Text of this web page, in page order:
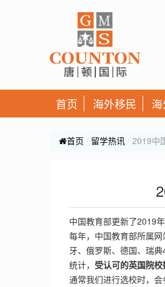
首页 海外移民
首页 留学热讯 2019中
中国教育部更新了2019
每年，中国教育部所属
牙、俄罗斯、德国、瑞
统计， 受认可的英国院校
通常我们进行选校时，